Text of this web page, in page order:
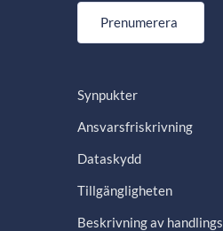
Prenumerera
Synpukter
Ansvarsfriskrivning
Dataskydd
Tillgängligheten
Beskrivning av